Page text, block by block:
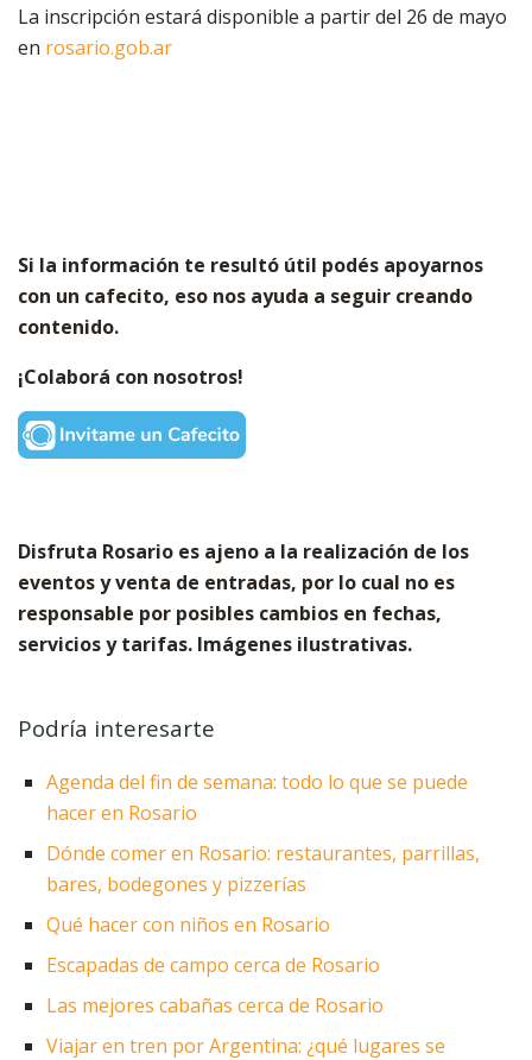
La inscripción estará disponible a partir del 26 de mayo
en rosario.gob.ar
Si la información te resultó útil podés apoyarnos
con un cafecito, eso nos ayuda a seguir creando
contenido.
¡Colaborá con nosotros!
Disfruta Rosario es ajeno a la realización de los
eventos y venta de entradas, por lo cual no es
responsable por posibles cambios en fechas,
servicios y tarifas. Imágenes ilustrativas.
Podría interesarte
Agenda del fin de semana: todo lo que se puede
hacer en Rosario
Dónde comer en Rosario: restaurantes, parrillas,
bares, bodegones y pizzerías
Qué hacer con niños en Rosario
Escapadas de campo cerca de Rosario
Las mejores cabañas cerca de Rosario
Viajar en tren por Argentina: ¿qué lugares se